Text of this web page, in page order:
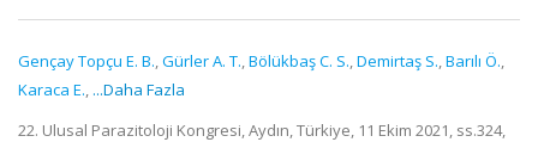
Gençay Topçu E. B.,Gürler A. T.,Bölükbaş C. S.,Demirtaş S.,Barılı Ö.,
Karaca E., ...Daha Fazla
22. Ulusal Parazitoloji Kongresi, Aydın, Türkiye, 11 Ekim 2021, ss.324,